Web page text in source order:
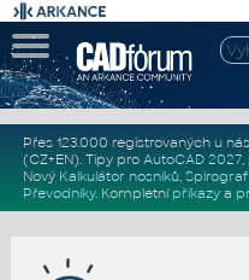
Přes 123.000 registrovaných u
(CZ+EN). Tipy pro AutoCAD 2027,
Nový Kalkulátor nosníků,
Převodníky. Kompletní příkazya